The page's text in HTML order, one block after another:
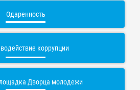
Одаренность
коррупции
Дворца молодежи